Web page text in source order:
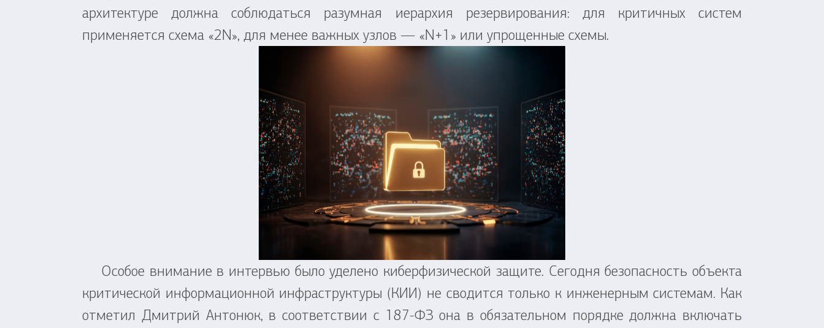
архитектуре должна соблюдаться разумная иерархия резервирования: для критичных систем
применяется схема «2N», для менее важных узлов — «N+1» или упрощенные схемы.
Особое внимание в интервью было уделено киберфизической защите. Сегодня безопасность объекта
критической информационной инфраструктуры (КИИ) не сводится только к инженерным системам. Как
отметил Дмитрий Антонюк, в соответствии с 187-ФЗ она в обязательном порядке должна включать